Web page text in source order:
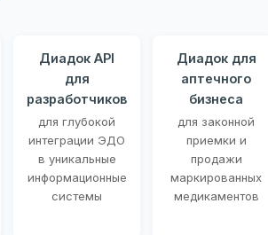
Диадок API
для
разработчиков
для глубокой
интеграции ЭДО
в уникальные
информационные
системы
Диадок для
аптечного
бизнеса
для законной
приемки и
продажи
маркированных
медикаментов